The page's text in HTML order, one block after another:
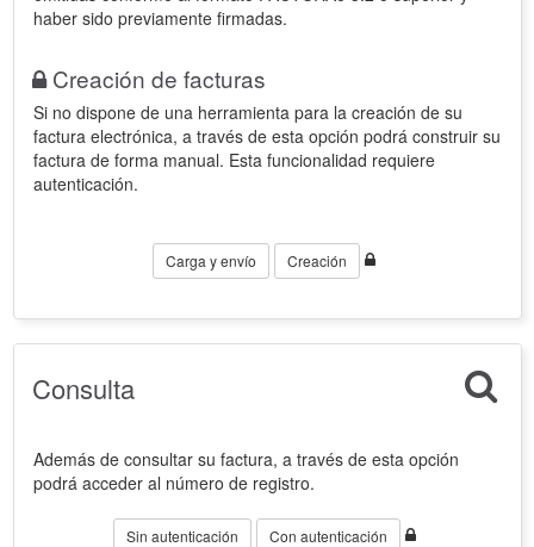
haber sido previamente firmadas.
Creación de facturas
Si no dispone de una herramienta para la creación de su
factura electrónica, a través de esta opción podrá construir su
factura de forma manual. Esta funcionalidad requiere
autenticación.
Carga y envío Creación
Consulta
Además de consultar su factura, a través de esta opción
podrá acceder al número de registro.
Sin autenticación Con autenticación